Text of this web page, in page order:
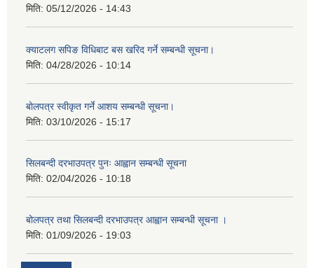
मिति: 05/12/2026 - 14:43
क्याटलग सपिङ विधिबाट बस खरिद गर्ने सम्बन्धी सूचना।
मिति: 04/28/2026 - 10:14
बोलपत्र स्वीकृत गर्ने आशय सम्बन्धी सूचना।
मिति: 03/10/2026 - 15:17
सिलबन्दी दरभाउपत्र पुनः आह्वान सम्बन्धी सूचना
मिति: 02/04/2026 - 10:18
बोलपत्र तथा सिलबन्दी दरभाउपत्र आह्वान सम्बन्धी सूचना ।
मिति: 01/09/2026 - 19:03